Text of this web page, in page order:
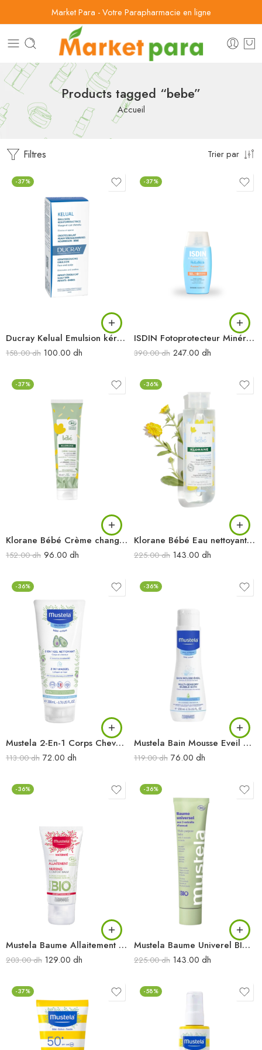
Market Para - Votre Parapharmacie en ligne
Products tagged “bebe”
Accueil
Filtres Trier par
-37%
Ducray Kelual Emulsion kératoréductrice 50 ml
158.00dh 100.00 dh
-37%
ISDIN Fotoprotecteur Minéral bébé SPF50 50ML
390.00dh 247.00 dh
-37%
Klorane Bébé Crème change certifiée BIO 100 ml
152.00dh 96.00 dh
-36%
Klorane Bébé Eau nettoyante au Calendula 500 ml
225.00dh 143.00 dh
-36%
Mustela 2-En-1 Corps Cheveux 200ML
113.00dh 72.00 dh
-36%
Mustela Bain Mousse Eveil 200ML
119.00dh 76.00 dh
-36%
Mustela Baume Allaitement BIO 30ML
203.00dh 129.00 dh
-36%
Mustela Baume Univerel BIO 75ML
225.00dh 143.00 dh
-37% -58%